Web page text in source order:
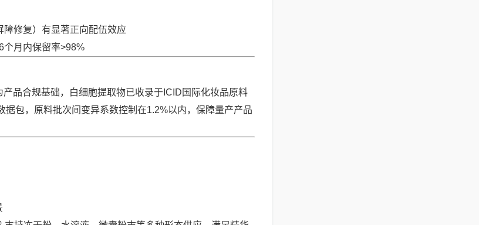
修复）有显著正向配伍效应
月内保留率>98%
品合规基础，白细胞提取物已收录于ICID国际化妆品原料
包，原料批次间变异系数控制在1.2%以内，保障量产产品